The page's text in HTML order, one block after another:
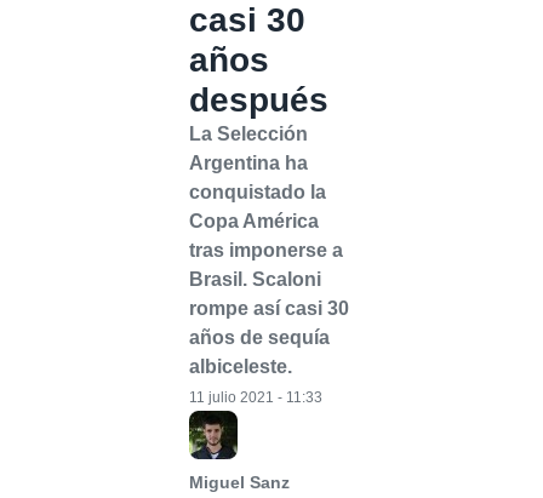
casi 30
años
después
La Selección
Argentina ha
conquistado la
Copa América
tras imponerse a
Brasil. Scaloni
rompe así casi 30
años de sequía
albiceleste.
Miguel Sanz
11 julio 2021 - 11:33